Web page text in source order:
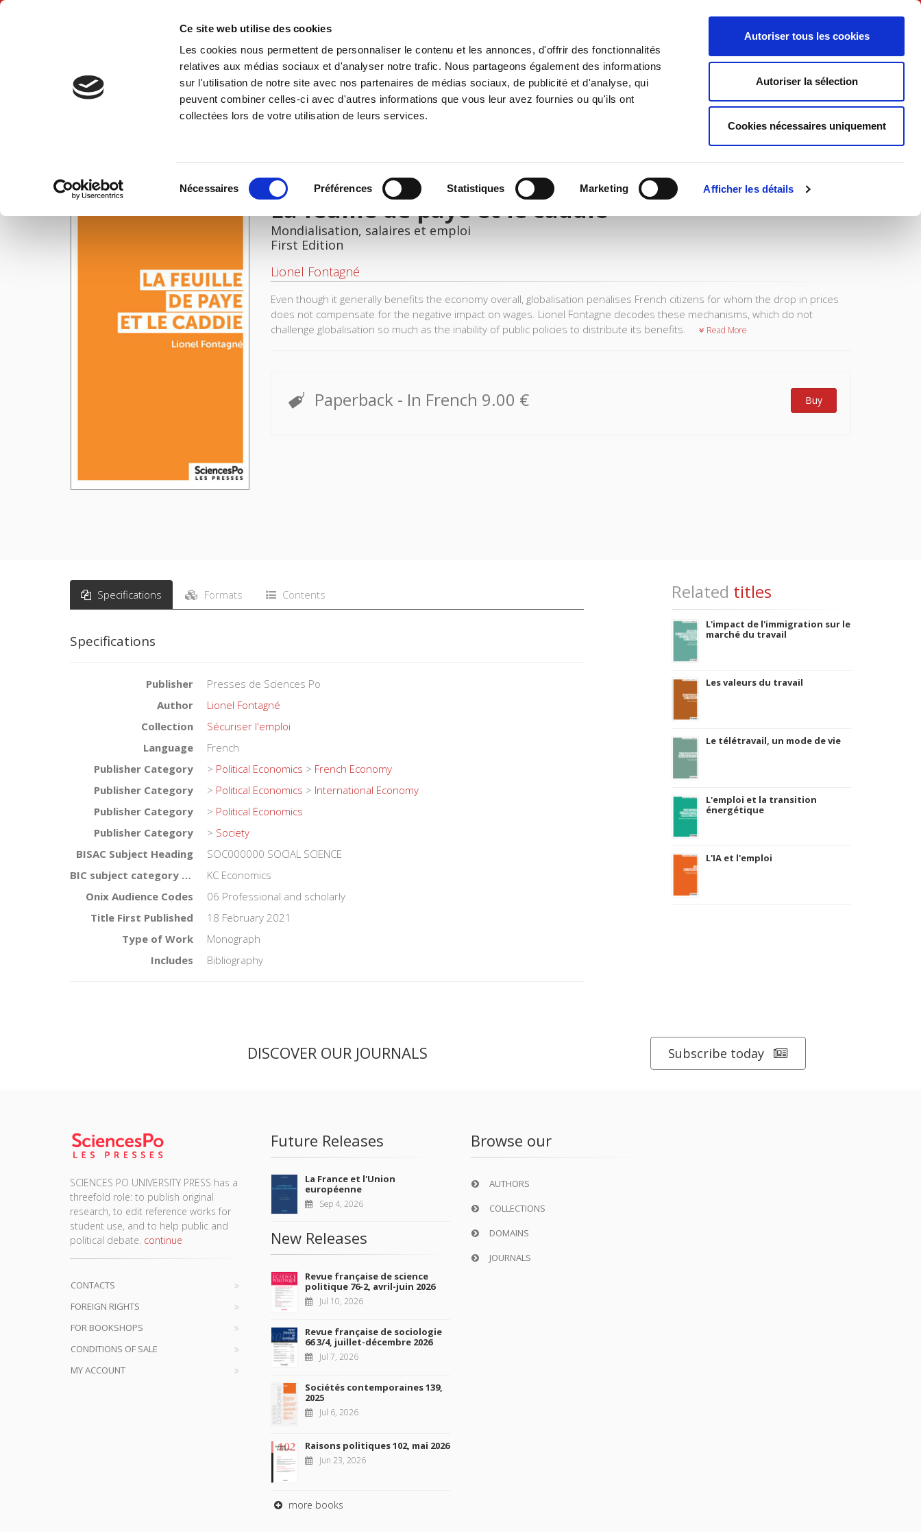
Ce site web utilise des cookies
Les cookies nous permettent de personnaliser le contenu et les annonces, d'offrir des fonctionnalités
relatives aux médias sociaux et d'analyser notre trafic. Nous partageons également des informations
sur l'utilisation de notre site avec nos partenaires de médias sociaux, de publicité et d'analyse, qui
peuvent combiner celles-ci avec d'autres informations que vous leur avez fournies ou qu'ils ont
collectées lors de votre utilisation de leurs services.
Nécessaires Préférences Statistiques Marketing Afficher les détails
Autoriser tous les cookies
Autoriser la sélection
Cookies nécessaires uniquement
English
Home Environment History International Politics
Home La feuille de paye et le caddie
La feuille de paye et le caddie
Mondialisation, salaires et emploi
First Edition
Lionel Fontagné
Even though it generally benefits the economy overall, globalisation penalises French citizens for whom the drop in prices
does not compensate for the negative impact on wages. Lionel Fontagne decodes these mechanisms, which do not
challenge globalisation so much as the inability of public policies to distribute its benefits.
Read More
Paperback - In French 9.00 € Buy
Specifications Formats Contents
Specifications
Publisher
Presses de Sciences Po
Author
Lionel Fontagné
Collection
Sécuriser l'emploi
Language
French
Publisher Category
> Political Economics > French Economy
Publisher Category
> Political Economics > International Economy
Publisher Category
> Political Economics
Publisher Category
> Society
BISAC Subject Heading
SOC000000 SOCIAL SCIENCE
BIC subject category (UK)
KC Economics
Onix Audience Codes
06 Professional and scholarly
Title First Published
18 February 2021
Type of Work
Monograph
Includes
Bibliography
Related titles
L'impact de l'immigration sur le
marché du travail
Les valeurs du travail
Le télétravail, un mode de vie
L'emploi et la transition
énergétique
L'IA et l'emploi
DISCOVER OUR JOURNALS Subscribe today
SCIENCES PO UNIVERSITY PRESS has a
threefold role: to publish original
research, to edit reference works for
student use, and to help public and
political debate. continue
CONTACTS
FOREIGN RIGHTS
FOR BOOKSHOPS
CONDITIONS OF SALE
MY ACCOUNT
Future Releases
La France et l'Union
européenne
Sep 4, 2026
New Releases
Revue française de science
politique 76-2, avril-juin 2026
Jul 10, 2026
Revue française de sociologie
66 3/4, juillet-décembre 2026
Jul 7, 2026
Sociétés contemporaines 139,
2025
Jul 6, 2026
Raisons politiques 102, mai 2026
Jun 23, 2026
more books
Browse our
AUTHORS
COLLECTIONS
DOMAINS
JOURNALS